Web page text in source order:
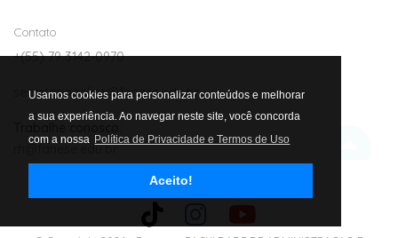
Usamos cookies para personalizar conteúdos e melhorar
a sua experiência. Ao navegar neste site, você concorda
com a nossa Política de Privacidade e Termos de Uso
Aceito!
Contato
+(55) 79 3142-0970
secretariaonline@fanese.edu.br
rh@fanese.edu.br
Avalie nosso site